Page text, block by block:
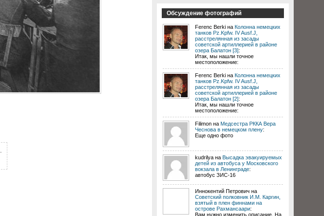
.
Обсуждение фотографий
Ferenc Berki на Колонна немецких
танков Pz.Kpfw. IV Ausf.J,
расстрелянная из засады
советской артиллерией в районе
озера Балатон [3]:
Итак, мы нашли точное
местоположение:
Ferenc Berki на Колонна немецких
танков Pz.Kpfw. IV Ausf.J,
расстрелянная из засады
советской артиллерией в районе
озера Балатон [2]:
Итак, мы нашли точное
местоположение:
Filimon на Медсестра РККА Вера
Чеснова в немецком плену:
Еще одно фото
kudrilya на Высадка эвакуируемых
детей из автобуса у Московского
вокзала в Ленинграде:
автобус ЗИС-16
Иннокентий Петрович на
Советский полковник И.М. Каргин,
взятый в плен финнами на
острове Рахмансаари:
Вам нужно изменить описание. На